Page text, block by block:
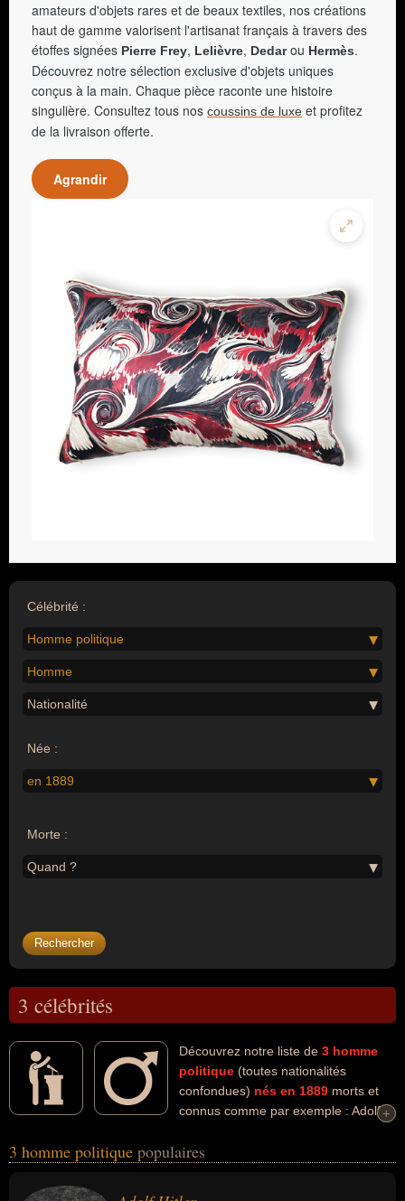
amateurs d'objets rares et de beaux textiles, nos créations
haut de gamme valorisent l'artisanat français à travers des
étoffes signées Pierre Frey, Lelièvre, Dedarou Hermès.
Découvrez notre sélection exclusive d'objets uniques
conçus à la main. Chaque pièce raconte une histoire
singulière. Consultez tous nos coussins de luxe et profitez
de la livraison offerte.
Agrandir
Célébrité :
Homme politique
Homme
Nationalité
Née :
en 1889
Morte :
Quand ?
3 célébrités
Découvrez notre liste de 3 homme
politique (toutes nationalités
confondues) nés en 1889 morts et
connus comme par exemple : Adolf
sexe masculin) peuvent avoir des liens variés dans les domaines
peuvent également avoir été chancelier, criminel contre l'humanité,
+
+
3 homme politique populaires